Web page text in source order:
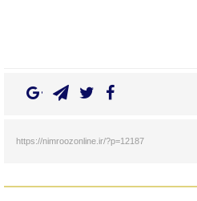
https://nimroozonline.ir/?p=12187